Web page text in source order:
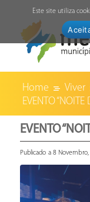
Home Viver
EVENTO
EVENTO
Publicado a 8
Este site utiliza